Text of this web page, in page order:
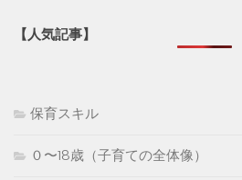
【人気記事】
保育スキル
０〜18歳（子育ての全体像）